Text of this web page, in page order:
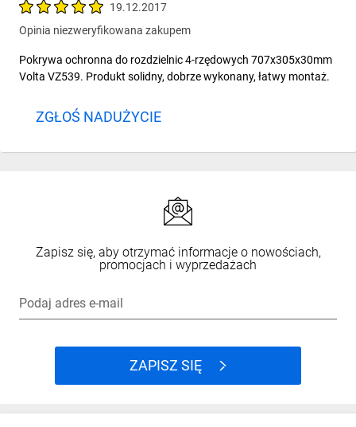
19.12.2017
Opinia niezweryfikowana zakupem
Pokrywa ochronna do rozdzielnic 4-rzędowych 707x305x30mm
Volta VZ539. Produkt solidny, dobrze wykonany, łatwy montaż.
ZGŁOŚ NADUŻYCIE
Zapisz się, aby otrzymać informacje o nowościach,
promocjach i wyprzedażach
Podaj adres e-mail
ZAPISZ SIĘ